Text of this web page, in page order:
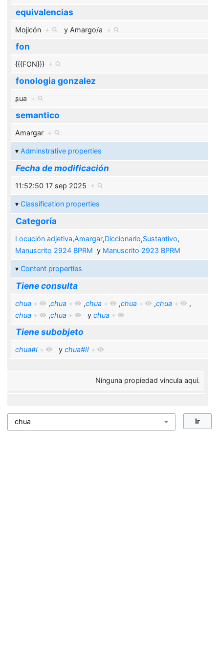
equivalencias
Mojicón + y Amargo/a +
fon
{{{FON}}} +
fonologia gonzalez
ʂua +
semantico
Amargar +
Adminstrative properties
Fecha de modificación
11:52:50 17 sep 2025 +
Classification properties
Categoría
Locución adjetiva,Amargar,Diccionario,Sustantivo,
Manuscrito 2924 BPRM y Manuscrito 2923 BPRM
Content properties
Tiene consulta
chua + ,chua + ,chua + ,chua + ,chua +
,
chua + ,chua + y chua +
Tiene subobjeto
chua#I + y chua#II +
Ninguna propiedad vincula aquí.